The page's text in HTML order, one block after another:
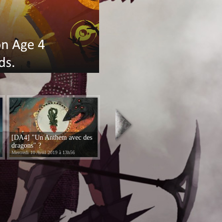
[DA4] "Un Anthem avec des
dragons" ?
Mercredi 10 Avril 2019 à 13h56